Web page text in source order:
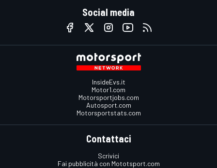
Social media
InsideEvs.it
Motor1.com
Motorsportjobs.com
Autosport.com
Motorsportstats.com
Contattaci
Scrivici
Fai pubblicità con Mototsport.com